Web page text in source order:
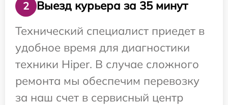
2
Выезд курьера за 35 минут
Технический специалист приедет в
удобное время для диагностики
техники Hiper. В случае сложного
ремонта мы обеспечим перевозку
за наш счет в сервисный центр